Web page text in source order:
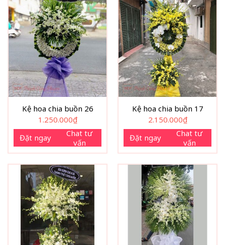
Kệ hoa chia buồn 26
1.250.000₫
Đặt ngay
Chat tư
vấn
Kệ hoa chia buồn 17
2.150.000₫
Đặt ngay
Chat tư
vấn